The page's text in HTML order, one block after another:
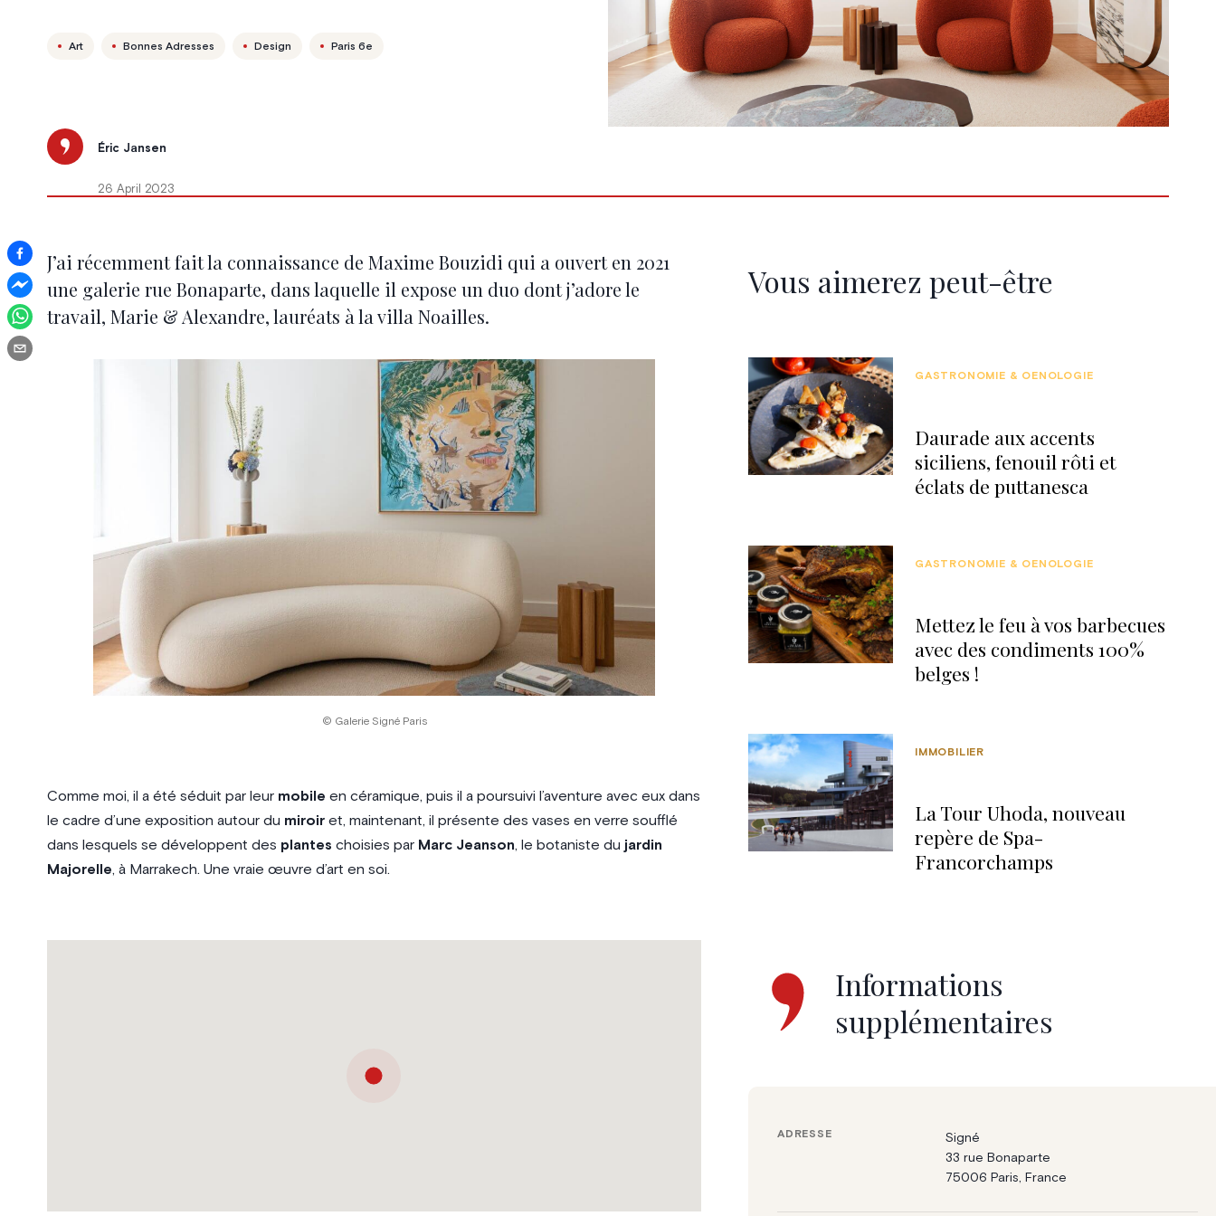
Art Bonnes Adresses Design Paris 6e
Éric Jansen
26 April 2023
J’ai récemment fait la connaissance de Maxime Bouzidi qui a ouvert en 2021
une galerie rue Bonaparte, dans laquelle il expose un duo dont j’adore le
travail, Marie & Alexandre, lauréats à la villa Noailles.
© Galerie Signé Paris
Comme moi, il a été séduit par leur mobile en céramique, puis il a poursuivi l’aventure avec eux dans
le cadre d’une exposition autour du miroiret, maintenant, il présente des vases en verre soufflé
dans lesquels se développent des plantes choisies parMarc Jeanson, le botaniste du jardin
Majorelle, à Marrakech. Une vraie œuvre d’art en soi.
Vous aimerez peut-être
Daurade aux accents
siciliens, fenouil rôti et
éclats de puttanesca
GASTRONOMIE & OENOLOGIE
Mettez le feu à vos barbecues
avec des condiments 100%
belges !
GASTRONOMIE & OENOLOGIE
La Tour Uhoda, nouveau
repère de Spa-
Francorchamps
IMMOBILIER
Informations
supplémentaires
ADRESSE
Signé
33 rue Bonaparte
75006 Paris, France